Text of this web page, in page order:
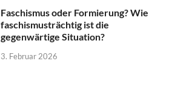
Faschismus oder Formierung? Wie
faschismusträchtig ist die
gegenwärtige Situation?
3. Februar 2026